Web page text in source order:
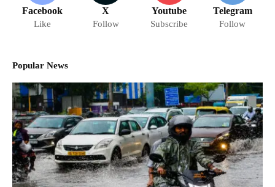
Facebook
Like
X
Follow
Youtube
Subscribe
Telegram
Follow
Popular News